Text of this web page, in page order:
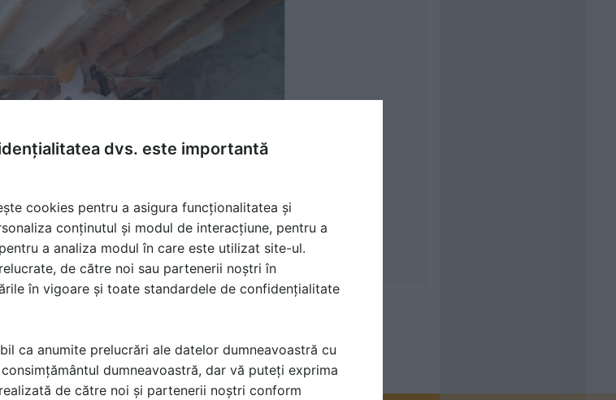
spuma poliuretanica, Termoizolatii mansarde, Mansarde
Izolare termica mansarda
dvs. este importantă
cookies pentru a asigura funcționalitatea și
conținutul și modul de interacțiune, pentru a
a analiza modul în care este utilizat site-ul.
de către noi sau partenerii noștri în
în vigoare și toate standardele de confidențialitate
ca anumite prelucrări ale datelor dumneavoastră cu
dumneavoastră, dar vă puteți exprima
de către noi și partenerii noștri conform